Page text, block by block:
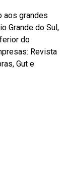
aos grandes
Grande do Sul,
do
Revista
Gut e